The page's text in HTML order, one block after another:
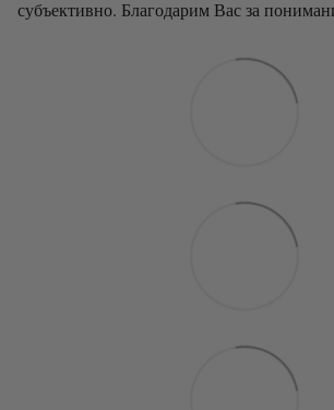
субъективно. Благодарим Вас за